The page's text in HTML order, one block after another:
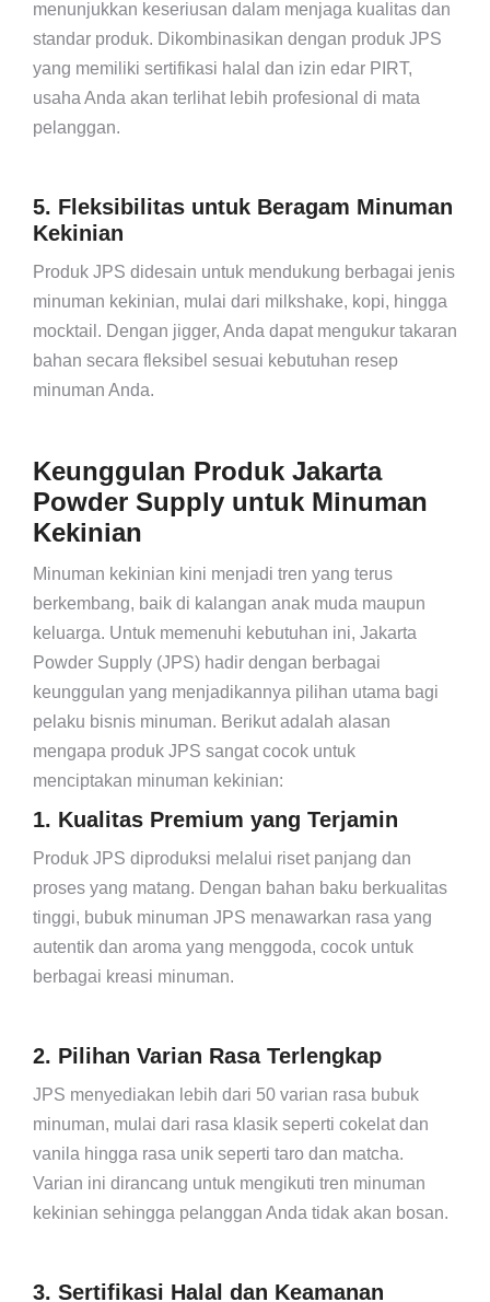
menunjukkan keseriusan dalam menjaga kualitas dan
standar produk. Dikombinasikan dengan produk JPS
yang memiliki sertifikasi halal dan izin edar PIRT,
usaha Anda akan terlihat lebih profesional di mata
pelanggan.
5. Fleksibilitas untuk Beragam Minuman
Kekinian
Produk JPS didesain untuk mendukung berbagai jenis
minuman kekinian, mulai dari milkshake, kopi, hingga
mocktail. Dengan jigger, Anda dapat mengukur takaran
bahan secara fleksibel sesuai kebutuhan resep
minuman Anda.
Keunggulan Produk Jakarta
Powder Supply untuk Minuman
Kekinian
Minuman kekinian kini menjadi tren yang terus
berkembang, baik di kalangan anak muda maupun
keluarga. Untuk memenuhi kebutuhan ini, Jakarta
Powder Supply (JPS) hadir dengan berbagai
keunggulan yang menjadikannya pilihan utama bagi
pelaku bisnis minuman. Berikut adalah alasan
mengapa produk JPS sangat cocok untuk
menciptakan minuman kekinian:
1. Kualitas Premium yang Terjamin
Produk JPS diproduksi melalui riset panjang dan
proses yang matang. Dengan bahan baku berkualitas
tinggi, bubuk minuman JPS menawarkan rasa yang
autentik dan aroma yang menggoda, cocok untuk
berbagai kreasi minuman.
2. Pilihan Varian Rasa Terlengkap
JPS menyediakan lebih dari 50 varian rasa bubuk
minuman, mulai dari rasa klasik seperti cokelat dan
vanila hingga rasa unik seperti taro dan matcha.
Varian ini dirancang untuk mengikuti tren minuman
kekinian sehingga pelanggan Anda tidak akan bosan.
3. Sertifikasi Halal dan Keamanan